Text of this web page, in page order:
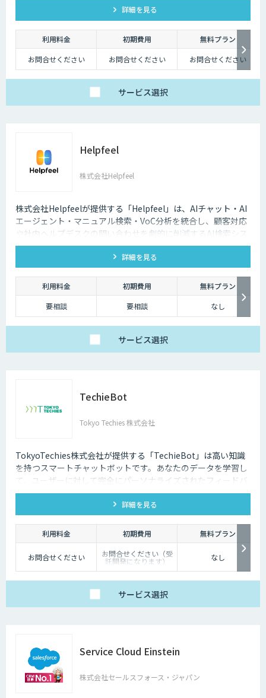
詳細を見る
利用料金 初期費用
無料プラン
お問合せください
お問合せください お問合せください
サービス選択
Helpfeel
株式会社Helpfeel
株式会社Helpfeelが提供する「Helpfeel」は、AIチャット・AI
エージェント・マニュアル検索・VoC分析を統合し、顧客対応
や社内ヘルプデスクの問い合わせを劇的に削減するAI検索シス
テムです。特許技術と手厚い伴走支援で、誰でも即座に答えを
詳細を見る
利用料金 初期費用
無料プラン
要相談
要相談 なし
サービス選択
TechieBot
Tokyo Techies 株式会社
TokyoTechies株式会社が提供する「TechieBot」は高い知識
を持つスマートチャットボットです。あなたのデータを学習し
て、ユーザーに対して完全にパーソナライズされたフィードバ
ック、情報、サポートを提供することができます。また、
GhatGPTをはじめ、他社のエンジンとの連携も可能です。
詳細を見る
利用料金 初期費用 無料プラン
お問合せください お問合せください（受
託開発になります） なし
サービス選択
Service Cloud Einstein
株式会社セールスフォース・ジャパン